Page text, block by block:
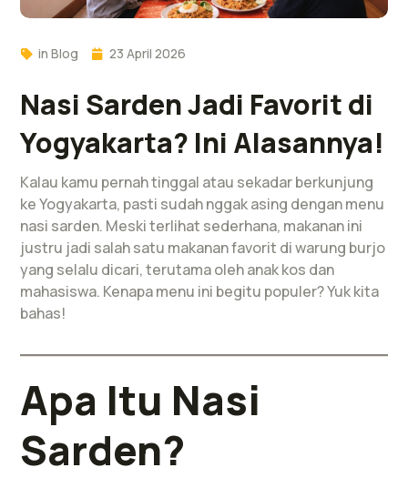
inBlog 23 April 2026
Nasi Sarden Jadi Favorit di
Yogyakarta? Ini Alasannya!
Kalau kamu pernah tinggal atau sekadar berkunjung
ke Yogyakarta, pasti sudah nggak asing dengan menu
nasi sarden. Meski terlihat sederhana, makanan ini
justru jadi salah satu makanan favorit di warung burjo
yang selalu dicari, terutama oleh anak kos dan
mahasiswa. Kenapa menu ini begitu populer? Yuk kita
bahas!
Apa Itu Nasi
Sarden?